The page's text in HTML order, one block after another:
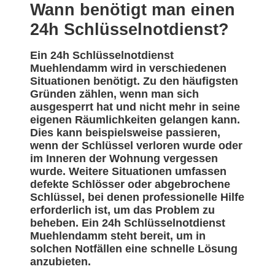
Wann benötigt man einen
24h Schlüsselnotdienst?
Ein 24h Schlüsselnotdienst
Muehlendamm wird in verschiedenen
Situationen benötigt. Zu den häufigsten
Gründen zählen, wenn man sich
ausgesperrt hat und nicht mehr in seine
eigenen Räumlichkeiten gelangen kann.
Dies kann beispielsweise passieren,
wenn der Schlüssel verloren wurde oder
im Inneren der Wohnung vergessen
wurde. Weitere Situationen umfassen
defekte Schlösser oder abgebrochene
Schlüssel, bei denen professionelle Hilfe
erforderlich ist, um das Problem zu
beheben. Ein 24h Schlüsselnotdienst
Muehlendamm steht bereit, um in
solchen Notfällen eine schnelle Lösung
anzubieten.